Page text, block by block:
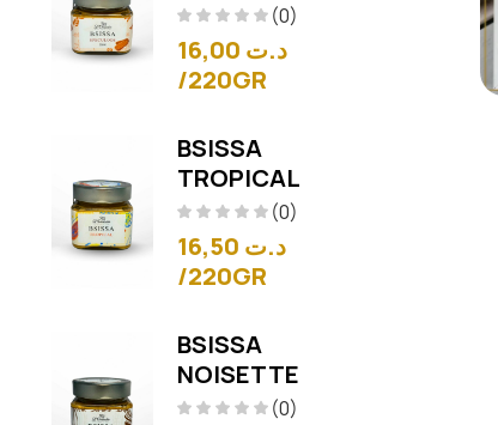
(0)
د.ت
/220GR
(0)
BSISSA
TROPICAL
د.ت
/220GR
(0)
BSISSA
NOISETTE